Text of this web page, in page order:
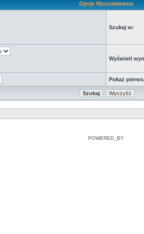
Opcje Wyszukiwania
Szukaj w:
Wyświetl
Pokaż
POWERED_BY